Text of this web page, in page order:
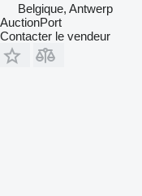
Belgique, Antwerp
AuctionPort
Contacter le vendeur